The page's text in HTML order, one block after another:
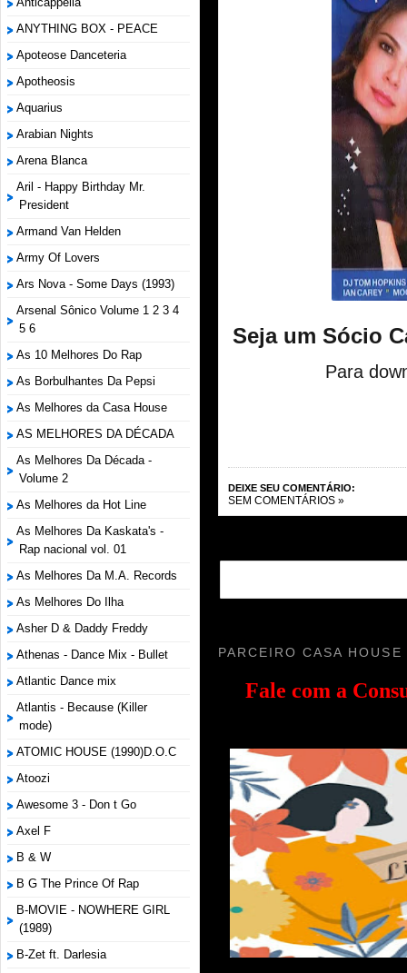
ANYTHING BOX - PEACE
Apoteose Danceteria
Apotheosis
Aquarius
Arabian Nights
Arena Blanca
Aril - Happy Birthday Mr.
President
Armand Van Helden
Army Of Lovers
Ars Nova - Some Days (1993)
Arsenal Sônico Volume 1 2 3 4
5 6
As 10 Melhores Do Rap
As Borbulhantes Da Pepsi
As Melhores da Casa House
AS MELHORES DA DÉCADA
As Melhores Da Década -
Volume 2
As Melhores da Hot Line
As Melhores Da Kaskata's -
Rap nacional vol. 01
As Melhores Da M.A. Records
As Melhores Do Ilha
Asher D & Daddy Freddy
Athenas - Dance Mix - Bullet
Atlantic Dance mix
Atlantis - Because (Killer
mode)
ATOMIC HOUSE (1990)D.O.C
Atoozi
Awesome 3 - Don t Go
Axel F
B & W
B G The Prince Of Rap
B-MOVIE - NOWHERE GIRL
(1989)
B-Zet ft. Darlesia
Seja um Sócio
Para
DEIXE SEU COMENTÁRIO:
SEM COMENTÁRIOS »
PARCEIRO CASA HOUSE
Fale com a